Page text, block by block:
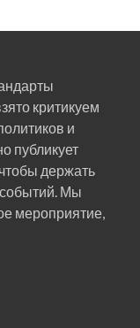
критикуем
и
публикует
держать
событий. Мы
мероприятие,